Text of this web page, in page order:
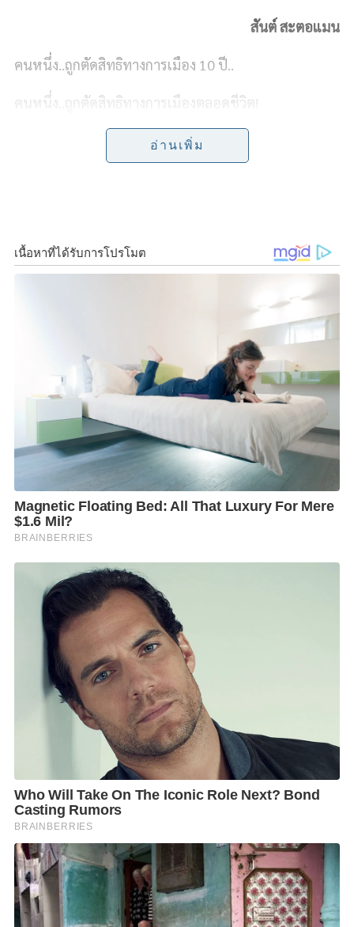
e
b
e
t
t
e
r
y
L
i
n
a
สันต์ สะตอแมน
คนหนึ่ง..ถูกตัดสิทธิทางการเมือง 10 ปี..
คนหนึ่ง..ถูกตัดสิทธิทางการเมืองตลอดชีวิต!
แต่..ทั้งนายธนาธร จึงรุ่งเรืองกิจ ทั้ง น.ส.พรรณิการ์ วาณิช
ก็ยังคงข้องแวะ-ยุ่งเกี่ยวกับการเมืองอยู่เป็นเนืองนิจ-เป็น
สมาชิกวุฒิสภา (สว.)ไปทั่วทุกภาคจนให้เป็นที่สงสัย..
ซึ่งท่านหนึ่งไม่เพียงแต่สงสัย หากคุณสนธิญา สวัสดี ยอม
เสียเวลา-เสียค่าน้ำมันรถไปยื่นหนังสือต่อประธาน กกต.
ถึงสำนักงานฯ
เพื่อให้วินิจฉัยถึงสิทธิเสรีภาพในการยุ่งเกี่ยวกับการ
รณรงค์เลือกตั้ง สว.ของนายธนาธรที่ถูกศาลรัฐธรรมนูญ​มี
คำสั่งตัดสิทธิทางการเมือง 10 ปี
และ น.ส.พรรณิการ์ที่ถูกตัดสิทธิตลอดชีวิตในคดีที่
เกี่ยวข้องกับมาตรฐานจริยธรรมไปแล้ว ว่าสามารถทำได้
คุณสนธิญาไม่ได้จะขัดแข้ง-ขัดขาหรือหาเรื่อง ดูจากคำ
กล่าว.. “หากกลุ่มคนเหล่านี้สามารถเสนอแนะ สนับสนุน
หรือเป็นผู้รณรงค์ให้มีการสมัคร สว. แล้ว
หากคนที่มาจากกลุ่มคนเหล่านี้ได้รับการเลือกตั้ง อาจจะ
ทำให้มีการร้องเรียนเข้ามามากมาย และทำให้การได้มา
ซึ่ง สว.มีความล่าช้าออกไป
ดังนั้นจึงอยากให้ กกต.มีการวินิจฉัยให้ชัดเจน ก่อนที่จะมี
พระราชกฤษฎีกาประกาศให้มีการเลือก สว. ว่าทั้งสองคน
สามารถเข้าไปยุ่งเกี่ยวกับการเลือก สว.ได้มากแค่ไหน
อย่างไร
เพื่อให้ผู้ที่จะสมัครเป็นสมาชิกวุฒิสภาเป็นไปอย่าง
โปร่งใสและเที่ยงธรรม ไม่ขัดต่อกฎหมาย สามารถทำงาน
ได้ตามกรอบเวลาที่กำหนดไว้ของ สว.ชุดใหม่”
อ่านเพิ่ม